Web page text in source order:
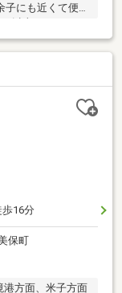
子にも近くて便
16分
保町
方面、米子方面